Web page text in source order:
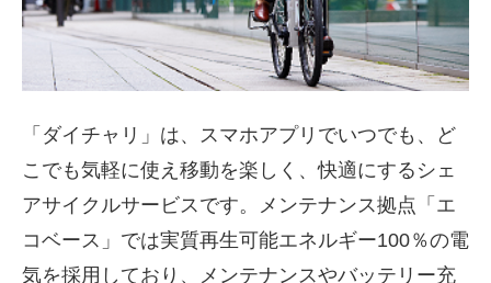
「ダイチャリ」は、スマホアプリでいつでも、ど
こでも気軽に使え移動を楽しく、快適にするシェ
アサイクルサービスです。メンテナンス拠点「エ
コベース」では実質再生可能エネルギー100％の電
気を採用しており、メンテナンスやバッテリー充